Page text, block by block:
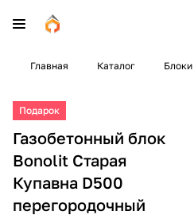
Главная Каталог Блоки
Подарок
Газобетонный блок
Bonolit Старая
Купавна D500
перегородочный